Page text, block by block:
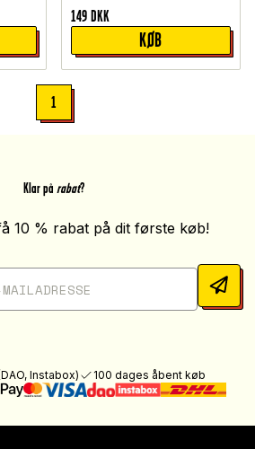
149 DKK
KØB
1
Klar på rabat?
10 % rabat på dit første køb!
Instabox) 100 dages åbent køb